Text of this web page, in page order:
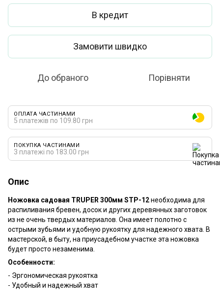
В кредит
Замовити швидко
До обраного Порівняти
ОПЛАТА ЧАСТИНАМИ
5 платежів по 109.80 грн
ПОКУПКА ЧАСТИНАМИ
3 платежі по 183.00 грн
Опис
Ножовка садовая TRUPER 300мм STP-12необходима для
распиливания бревен, досок и других деревянных заготовок
из не очень твердых материалов. Она имеет полотно с
острыми зубьями и удобную рукоятку для надежного хвата. В
мастерской, в быту, на приусадебном участке эта ножовка
будет просто незаменима.
Особенности:
- Эргономическая рукоятка
- Удобный и надежный хват